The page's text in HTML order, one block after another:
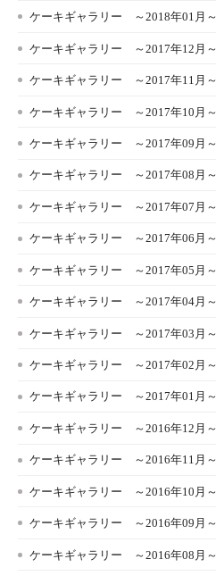
ケーキギャラリー ～2018年01月～
ケーキギャラリー ～2017年12月～
ケーキギャラリー ～2017年11月～
ケーキギャラリー ～2017年10月～
ケーキギャラリー ～2017年09月～
ケーキギャラリー ～2017年08月～
ケーキギャラリー ～2017年07月～
ケーキギャラリー ～2017年06月～
ケーキギャラリー ～2017年05月～
ケーキギャラリー ～2017年04月～
ケーキギャラリー ～2017年03月～
ケーキギャラリー ～2017年02月～
ケーキギャラリー ～2017年01月～
ケーキギャラリー ～2016年12月～
ケーキギャラリー ～2016年11月～
ケーキギャラリー ～2016年10月～
ケーキギャラリー ～2016年09月～
ケーキギャラリー ～2016年08月～